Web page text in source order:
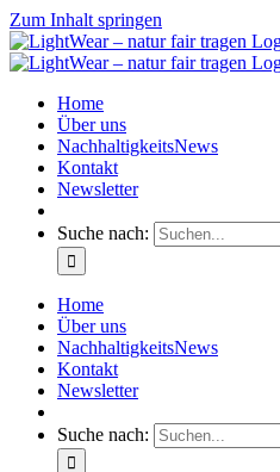
Zum Inhalt springen
Home
Über uns
NachhaltigkeitsNews
Kontakt
Newsletter
Suche nach:
Home
Über uns
NachhaltigkeitsNews
Kontakt
Newsletter
Suche nach: